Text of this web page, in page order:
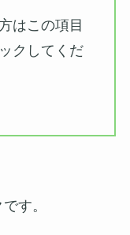
はこの項目
クしてくだ
す。